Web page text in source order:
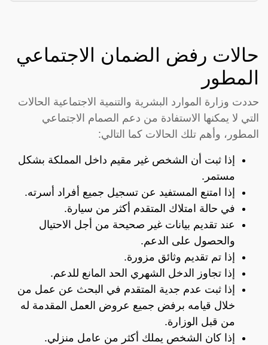
حالات رفض الضمان الاجتماعي
المطور
حددت وزارة الموارد البشرية والتنمية الاجتماعية الحالات
التي لا يمكنها الاستفادة من دعم الصمام الاجتماعي
المطور، وأهم تلك الحالات كما التالي:
إذا ثبت أن الشخص غير مقيم داخل المملكة بشكل
مستمر.
إذا امتنع المستفيد عن تسجيل جميع أفراد أسرته.
في حالة امتلاك المتقدم أكثر من سيارة.
عند تقديم بيانات غير صحيحة من أجل الاحتيال
والحصول على الدعم.
إذا تم تقديم وثائق مزورة.
إذا تجاوز الدخل الشهري الحد المانع للدعم.
إذا ثبت عدم جدية المتقدم في البحث عن عمل من
خلال قيامه برفض جميع عروض العمل المقدمة له
من قبل الوزارة.
إذا كان الشخص يملك أكثر من عامل منزلي.